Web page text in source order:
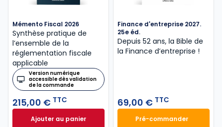
Mémento Fiscal 2026
Synthèse pratique de
l’ensemble de la
réglementation fiscale
applicable
Version numérique
accessible dès validation
de la commande
215,00 € TTC
Ajouter au panierMémento Fiscal 2026 à 215,00 € TTC
Finance d'entreprise 2027.
25e éd.
Depuis 52 ans, la Bible de
la Finance d’entreprise​ !
69,00 € TTC
Pré-commander
Finance